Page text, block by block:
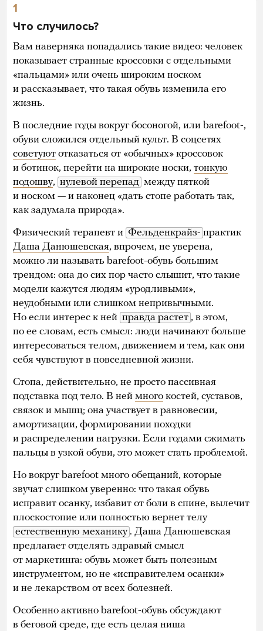
1
Что случилось?
Вам наверняка попадались такие видео: человек
показывает странные кроссовки с отдельными
«пальцами» или очень широким носком
и рассказывает, что такая обувь изменила его
жизнь.
В последние годы вокруг босоногой, или barefoot-,
обуви сложился отдельный культ. В соцсетях
советуют отказаться от «обычных» кроссовок
и ботинок, перейти на широкие носки, тонкую
подошву, нулевой перепад между пяткой
и носком — и наконец «дать стопе работать так,
как задумала природа».
Физический терапевт и Фельденкрайз- практик
Даша Данюшевская, впрочем, не уверена,
можно ли называть barefoot-обувь большим
трендом: она до сих пор часто слышит, что такие
модели кажутся людям «уродливыми»,
неудобными или слишком непривычными.
Но если интерес к ней правда растет , в этом,
по ее словам, есть смысл: люди начинают больше
интересоваться телом, движением и тем, как они
себя чувствуют в повседневной жизни.
Стопа, действительно, не просто пассивная
подставка под тело. В ней много костей, суставов,
связок и мышц; она участвует в равновесии,
амортизации, формировании походки
и распределении нагрузки. Если годами сжимать
пальцы в узкой обуви, это может стать проблемой.
Но вокруг barefoot много обещаний, которые
звучат слишком уверенно: что такая обувь
исправит осанку, избавит от боли в спине, вылечит
плоскостопие или полностью вернет телу
естественную механику . Даша Данюшевская
предлагает отделять здравый смысл
от маркетинга: обувь может быть полезным
инструментом, но не «исправителем осанки»
и не лекарством от всех болезней.
Особенно активно barefoot-обувь обсуждают
в беговой среде, где есть целая ниша